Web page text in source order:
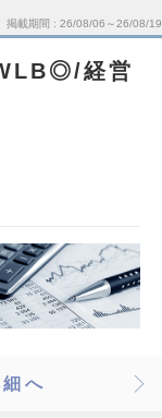
掲載期間 26/08/06～26/08/19
経営
へ